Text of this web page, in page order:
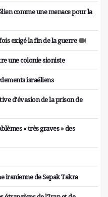
comme une menace pour la
exigé la fin de la guerre
une colonie sioniste
israéliens
d'évasion de la prison de
« très graves » des
iranienne de Sepak Takra